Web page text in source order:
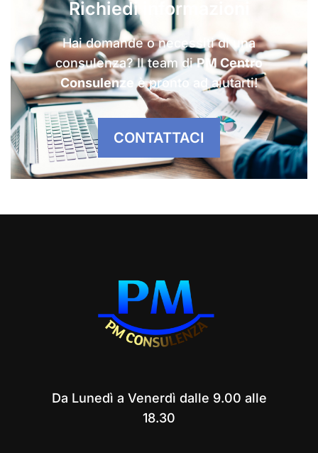
Richiedi informazioni
Hai domande o necessiti di una
consulenza? Il team diPM Centro
Consulenze
è pronto ad aiutarti!
CONTATTACI
Da Lunedì a Venerdì dalle 9.00 alle
18.30